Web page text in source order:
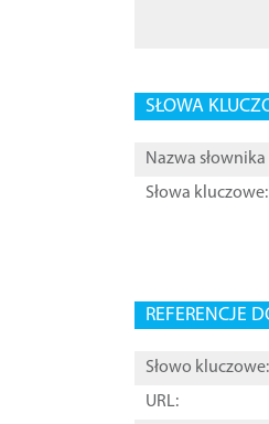
SŁOWA
Nazwa
Słowa kluczowe:
REFERENCJE
Słowo kluczowe:
URL: